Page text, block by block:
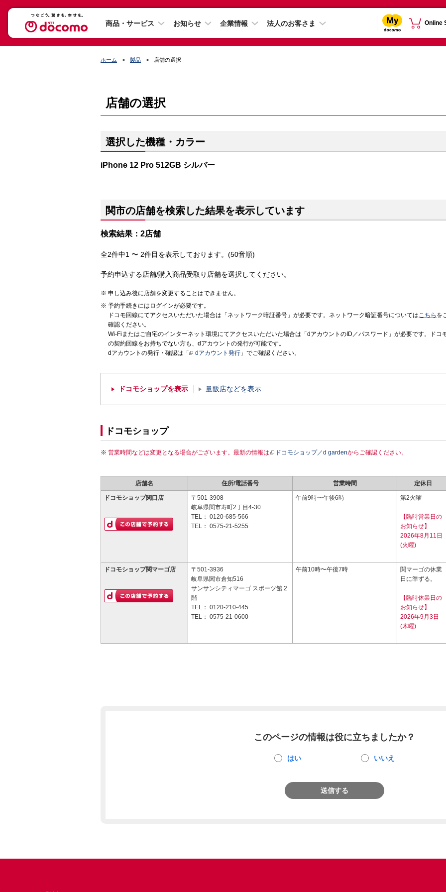
商品・サービス お知らせ 企業情報 法人のお客さま Online
ホーム 製品 店舗の選択
店舗の選択
選択した機種・カラー
iPhone 12 Pro 512GB シルバー
関市の店舗を検索した結果を表示しています
検索結果：2店舗
全2件中1 〜 2件目を表示しております。(50音順)
予約申込する店舗/購入商品受取り店舗を選択してください。
申し込み後に店舗を変更することはできません。
予約手続きにはログインが必要です。
ドコモ回線にてアクセスいただいた場合は「ネットワーク暗証番号」が必要です。ネットワーク暗証番号についてはこちら を
確認ください。
Wi-Fiまたはご自宅のインターネット環境にてアクセスいただいた場合は「dアカウントのID／パスワード」が必要です。ドコ
の契約回線をお持ちでない方も、dアカウントの発行が可能です。
dアカウントの発行・確認は「
dアカウント発行 」でご確認ください。
ドコモショップを表示 量販店などを表示
ドコモショップ
営業時間などは変更となる場合がございます。最新の情報は ドコモショップ／d gardenからご確認ください。
店舗名 住所/電話番号 営業時間 定休日
ドコモショップ関口店
〒501-3908
岐阜県関市寿町2丁目4-30
TEL： 0120-685-566
TEL： 0575-21-5255
午前9時〜午後6時 第2火曜
【臨時営業日の
お知らせ】
2026年8月11日
(火曜)
ドコモショップ関マーゴ店
〒501-3936
岐阜県関市倉知516
サンサンシティマーゴ スポーツ館 2
階
TEL： 0120-210-445
TEL： 0575-21-0600
午前10時〜午後7時
関マーゴの休業
日に準ずる。
【臨時休業日の
お知らせ】
2026年9月3日
(木曜)
このページの情報は役に立ちましたか？
はい いいえ
送信する